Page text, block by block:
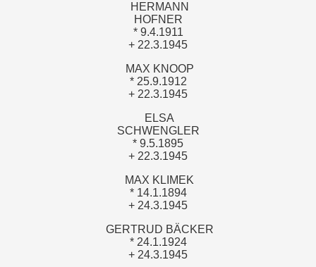
HERMANN
HOFNER
* 9.4.1911
+ 22.3.1945
MAX KNOOP
* 25.9.1912
+ 22.3.1945
ELSA
SCHWENGLER
* 9.5.1895
+ 22.3.1945
MAX KLIMEK
* 14.1.1894
+ 24.3.1945
GERTRUD BÄCKER
* 24.1.1924
+ 24.3.1945